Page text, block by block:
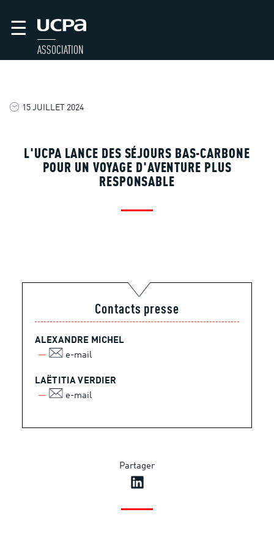
☰
ASSOCIATION
15 JUILLET 2024
L'UCPA LANCE DES SÉJOURS BAS-CARBONE
POUR UN VOYAGE D'AVENTURE PLUS
RESPONSABLE
Contacts presse
ALEXANDRE MICHEL
e-mail
LAËTITIA VERDIER
e-mail
Partager